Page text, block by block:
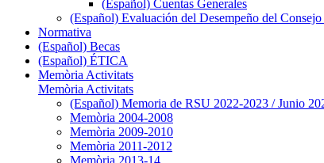
(Español) Cuentas Generales
(Español) Evaluación del Desempeño del Consejo
Normativa
(Español) Becas
(Español) ÉTICA
Memòria Activitats
Memòria Activitats
(Español) Memoria de RSU 2022-2023 / Junio
Memòria 2004-2008
Memòria 2009-2010
Memòria 2011-2012
Memòria 2013-14